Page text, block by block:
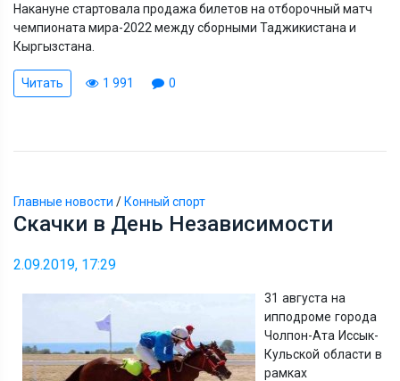
Накануне стартовала продажа билетов на отборочный матч
чемпионата мира-2022 между сборными Таджикистана и
Кыргызстана.
Читать 1 991 0
Главные новости / Конный спорт
Скачки в День Независимости
2.09.2019, 17:29
31 августа на
ипподроме города
Чолпон-Ата Иссык-
Кульской области в
рамках